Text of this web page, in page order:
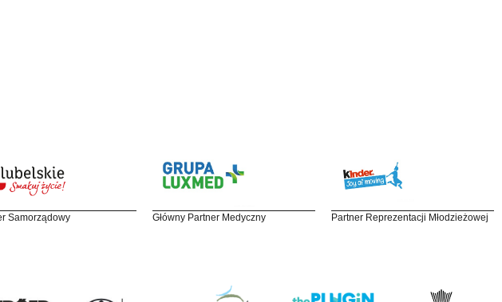
Samorządowy Główny Partner Medyczny Partner Reprezentacji Młodzieżowej